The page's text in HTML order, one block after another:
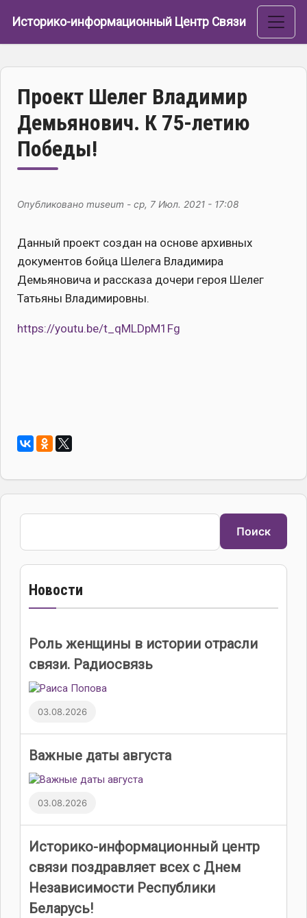
Историко-информационный Центр Связи
Проект Шелег Владимир
Демьянович. К 75-летию
Победы!
Опубликовано museum - ср, 7 Июл. 2021 - 17:08
Данный проект создан на основе архивных
документов бойца Шелега Владимира
Демьяновича и рассказа дочери героя Шелег
Татьяны Владимировны.
https://youtu.be/t_qMLDpM1Fg
Поиск
Поиск
Новости
Роль женщины в истории отрасли
связи. Радиосвязь
03.08.2026
Важные даты августа
03.08.2026
Историко-информационный центр
связи поздравляет всех с Днем
Независимости Республики
Беларусь!